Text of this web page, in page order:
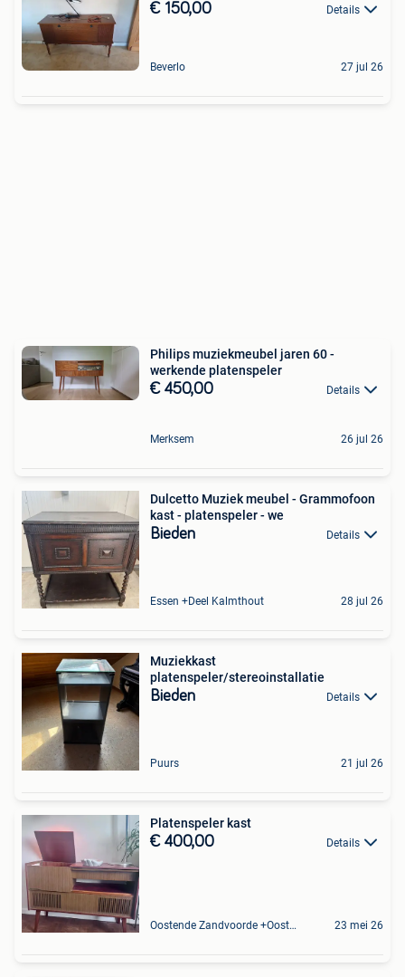
€ 150,00 Details
Beverlo 27 jul 26
Philips muziekmeubel jaren 60 -
werkende platenspeler
€ 450,00 Details
Merksem 26 jul 26
Dulcetto Muziek meubel - Grammofoon
kast - platenspeler - we
Bieden Details
Essen +Deel Kalmthout 28 jul 26
Muziekkast
platenspeler/stereoinstallatie
Bieden Details
Puurs 21 jul 26
Platenspeler kast
€ 400,00 Details
Oostende Zandvoorde +Oostende 23 mei 26